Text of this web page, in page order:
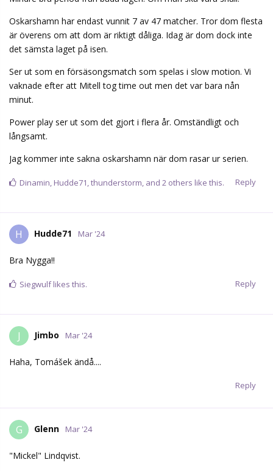
Oskarshamn har endast vunnit 7 av 47 matcher. Tror dom flesta
är överens om att dom är riktigt dåliga. Idag är dom dock inte
det sämsta laget på isen.
Ser ut som en försäsongsmatch som spelas i slow motion. Vi
vaknade efter att Mitell tog time out men det var bara nån
minut.
Power play ser ut som det gjort i flera år. Omständligt och
långsamt.
Jag kommer inte sakna oskarshamn när dom rasar ur serien.
Reply
Dinamin, Hudde71,thunderstorm, and 2 others like this.
H Hudde71 Mar '24
Bra Nygga!!
Reply
Siegwulflikes this.
J Jimbo Mar '24
Haha, Tomášek ändå....
Reply
G Glenn Mar '24
"Mickel" Lindqvist.